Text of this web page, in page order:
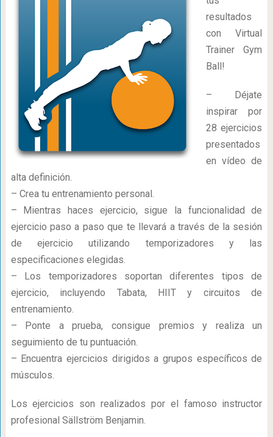
resultados
con Virtual
Trainer Gym
Ball!
– Déjate
inspirar por
28 ejercicios
presentados
en vídeo de
alta definición.
– Crea tu entrenamiento personal.
– Mientras haces ejercicio, sigue la funcionalidad de
ejercicio paso a paso que te llevará a través de la sesión
de ejercicio utilizando temporizadores y las
especificaciones elegidas.
– Los temporizadores soportan diferentes tipos de
ejercicio, incluyendo Tabata, HIIT y circuitos de
entrenamiento.
– Ponte a prueba, consigue premios y realiza un
seguimiento de tu puntuación.
– Encuentra ejercicios dirigidos a grupos específicos de
músculos.
Los ejercicios son realizados por el famoso instructor
profesional Sällström Benjamin.